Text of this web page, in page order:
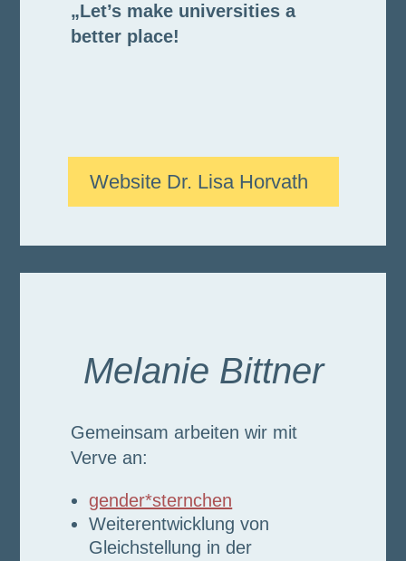
„Let’s make universities a
better place!
Website Dr. Lisa Horvath
Melanie Bittner
Gemeinsam arbeiten wir mit
Verve an:
gender*sternchen
Weiterentwicklung von
Gleichstellung in der